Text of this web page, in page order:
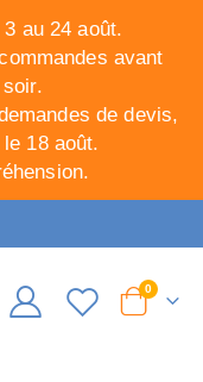
au 24 août.
avant
de devis,
18 août.
Cart
0articles